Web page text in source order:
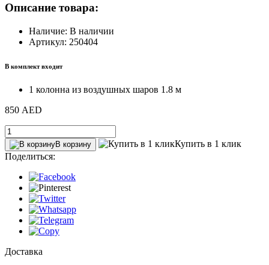
Описание товара:
Наличие: В наличии
Артикул: 250404
В комплект входит
1 колонна из воздушных шаров 1.8 м
850 AED
В корзину
Купить в 1 клик
Поделиться:
Доставка